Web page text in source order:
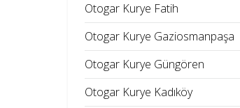
Otogar Kurye Fatih
Otogar Kurye Gaziosmanpaşa
Otogar Kurye Güngören
Otogar Kurye Kadıköy